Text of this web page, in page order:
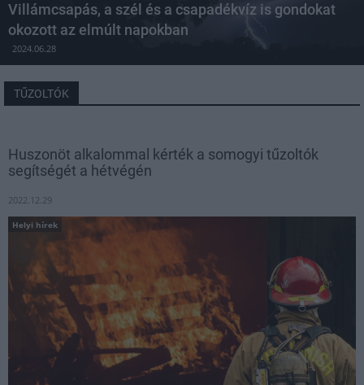
Villámcsapás, a szél és a csapadékvíz is gondokat
okozott az elmúlt napokban
2024.06.28
TŰZOLTÓK
Huszonöt alkalommal kérték a somogyi tűzoltók
segítségét a hétvégén
2022.12.29
Helyi hírek